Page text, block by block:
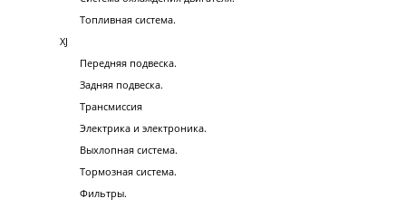
Топливная система.
XJ
Передняя подвеска.
Задняя подвеска.
Трансмиссия
Электрика и электроника.
Выхлопная система.
Тормозная система.
Фильтры.